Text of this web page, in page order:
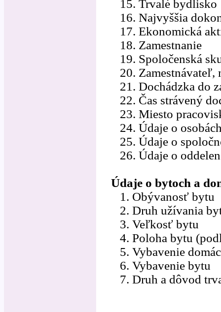
15. Trvalé bydlisko
16. Najvyššia
17. Ekonomická
18. Zamestnanie
19. Spoločenská
20. Zamestnávateľ,
21. Dochádzka do
22. Čas strávený
23. Miesto
24. Údaje o
25. Údaje o
26. Údaje o
Údaje o bytoch a
1. Obývanosť bytu
2. Druh užívania
3. Veľkosť bytu
4. Poloha bytu
5. Vybavenie
6. Vybavenie bytu
7. Druh a dôvod